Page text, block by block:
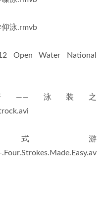
泳.rmvb
Open Water National
——泳装之
游